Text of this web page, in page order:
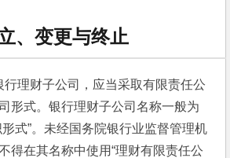
、变更与终止
形式。银行理财子公司名称一般为
式”。未经国务院银行业监督管理机
得在其名称中使用“理财有限责任公